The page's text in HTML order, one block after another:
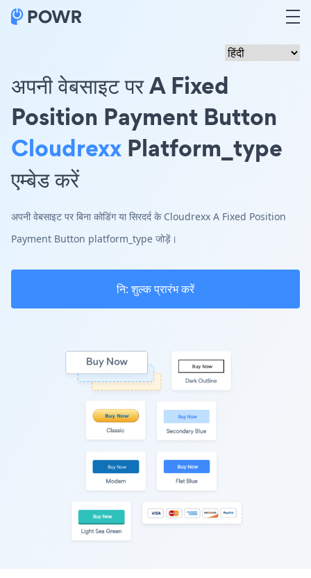
अपनी वेबसाइट पर A Fixed
Position Payment Button
Cloudrexx Platform_type
एम्बेड करें
अपनी वेबसाइट पर बिना कोडिंग या सिरदर्द के Cloudrexx A Fixed Position
Payment Button platform_type जोड़ें।
नि: शुल्क प्रारंभ करें